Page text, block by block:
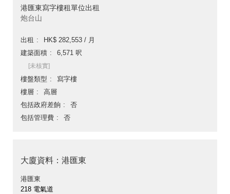
港匯東寫字樓租單位出租
炮台山
出租
HK$ 282,553 / 月
建築面積
6,571 呎
[未核實]
樓盤類型
寫字樓
樓層
高層
包括政府差餉
否
包括管理費
否
大廈資料：港匯東
港匯東
218 電氣道